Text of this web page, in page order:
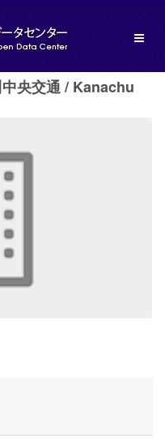
央交通 / Kanachu